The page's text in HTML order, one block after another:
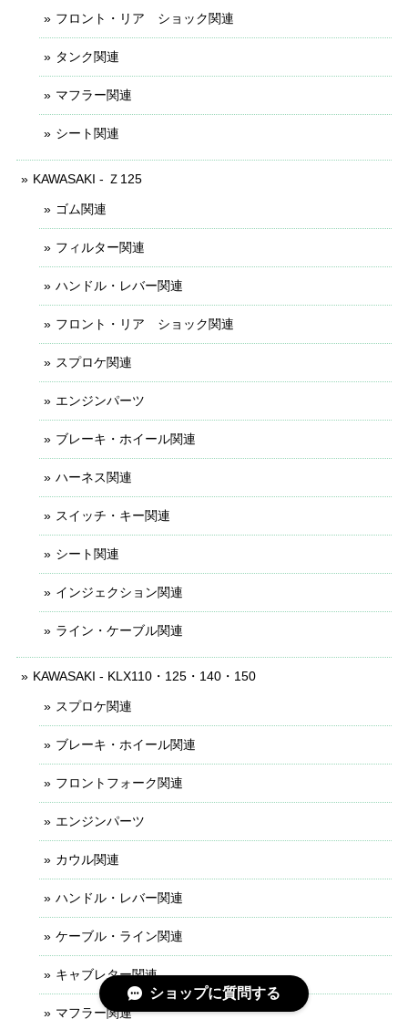
フロント・リア ショック関連
タンク関連
マフラー関連
シート関連
KAWASAKI - Ｚ125
ゴム関連
フィルター関連
ハンドル・レバー関連
フロント・リア ショック関連
スプロケ関連
エンジンパーツ
ブレーキ・ホイール関連
ハーネス関連
スイッチ・キー関連
シート関連
インジェクション関連
ライン・ケーブル関連
KAWASAKI - KLX110・125・140・150
スプロケ関連
ブレーキ・ホイール関連
フロントフォーク関連
エンジンパーツ
カウル関連
ハンドル・レバー関連
ケーブル・ライン関連
キャブレター関連
マフラー関連
ショップに質問する